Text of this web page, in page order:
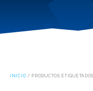
INICIO / PRODUCTOS